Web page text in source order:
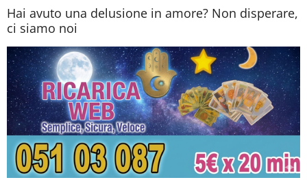
Hai avuto una delusione in amore? Non disperare,
ci siamo noi